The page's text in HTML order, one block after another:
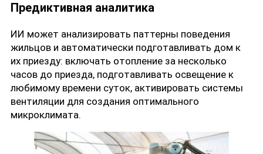
Предиктивная аналитика
ИИ может анализировать паттерны поведения
жильцов и автоматически подготавливать дом к
их приезду: включать отопление за несколько
часов до приезда, подготавливать освещение к
любимому времени суток, активировать системы
вентиляции для создания оптимального
микроклимата.